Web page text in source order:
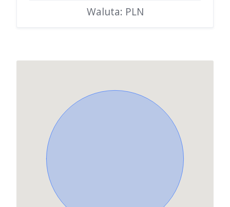
Waluta: PLN